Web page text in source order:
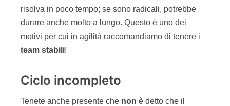
risolva in poco tempo; se sono radicali, potrebbe
durare anche molto a lungo. Questo è uno dei
motivi per cui in agilità raccomandiamo di tenere i
team stabili!
Ciclo incompleto
Tenete anche presente che non è detto che il